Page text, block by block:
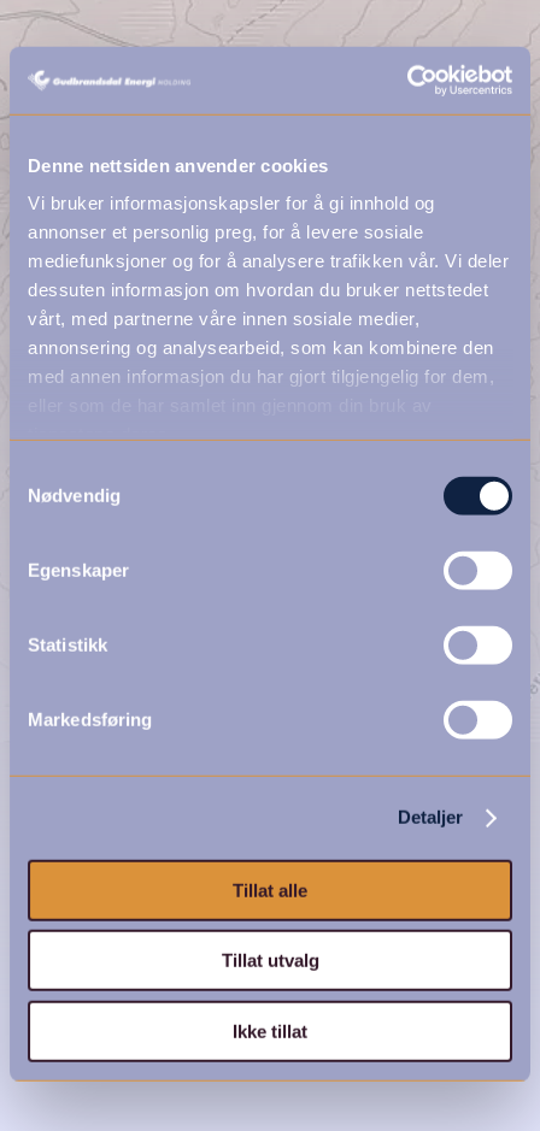
Denne nettsiden anvender cookies
Vi bruker informasjonskapsler for å gi innhold og
annonser et personlig preg, for å levere sosiale
mediefunksjoner og for å analysere trafikken vår. Vi deler
dessuten informasjon om hvordan du bruker nettstedet
vårt, med partnerne våre innen sosiale medier,
annonsering og analysearbeid, som kan kombinere den
med annen informasjon du har gjort tilgjengelig for dem,
Nødvendig
Egenskaper
Statistikk
Markedsføring
Detaljer
Tillat alle
Tillat utvalg
Ikke tillat